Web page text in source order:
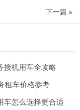
下一篇 »
接机用车全攻略
租车价格参考
车怎么选择更合适